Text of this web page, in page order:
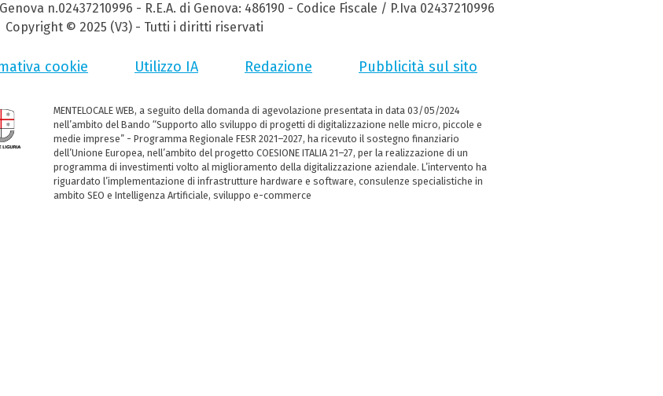
n.02437210996 - R.E.A. di Genova: 486190 - Codice Fiscale / P.Iva 02437210996
Copyright © 2025 (V3) - Tutti i diritti riservati
cookie Utilizzo IA Redazione Pubblicità sul sito
MENTELOCALE WEB, a seguito della domanda di agevolazione presentata in data 03/05/2024
nell’ambito del Bando “Supporto allo sviluppo di progetti di digitalizzazione nelle micro, piccole e
medie imprese” - Programma Regionale FESR 2021–2027, ha ricevuto il sostegno finanziario
dell’Unione Europea, nell’ambito del progetto COESIONE ITALIA 21–27, per la realizzazione di un
programma di investimenti volto al miglioramento della digitalizzazione aziendale. L’intervento ha
riguardato l’implementazione di infrastrutture hardware e software, consulenze specialistiche in
ambito SEO e Intelligenza Artificiale, sviluppo e-commerce